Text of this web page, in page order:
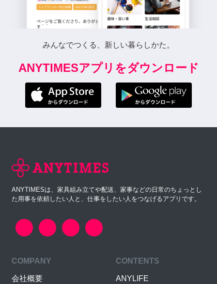
みんなでつくる、新しい暮らしかた。
ANYTIMESアプリをダウンロード
ANYTIMESは、家具組み立てや配送、家事などの日常のちょっとし
た用事を依頼したい人と、仕事をしたい人をつなげるアプリです。
COMPANY
会社概要
CONTENTS
ANYLIFE